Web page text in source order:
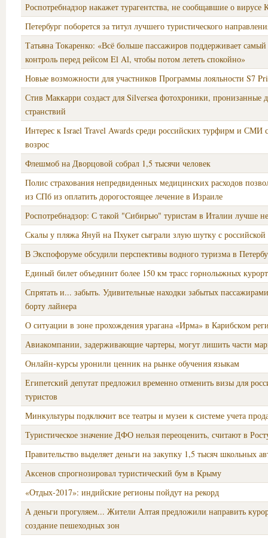
Роспотребнадзор накажет турагентства, не сообщавшие о вирусе
Петербург поборется за титул лучшего туристического
Татьяна Токаренко: «Всё больше пассажиров поддерживает
контроль перед рейсом El Al, чтобы потом лететь спокойно»
Новые возможности для участников Программы лояльности S7
Стив Маккарри создаст для Silversea фотохроники, пронизанные
странствий
Интерес к Israel Travel Awards среди российских турфирм и СМИ
возрос
Флешмоб на Дворцовой собрал 1,5 тысячи человек
Полис страхования непредвиденных медицинских расходов
из СПб из оплатить дорогостоящее лечение в Израиле
Роспотребнадзор: С такой "Сибирью" туристам в Италии лучше не
Скалы у пляжа Януй на Пхукет сыграли злую шутку с российской
В Экспофоруме обсудили перспективы водного туризма в
Единый билет объединит более 150 км трасс горнолыжных
Спрятать и... забыть. Удивительные находки забытых
борту лайнера
О ситуации в зоне прохождения урагана «Ирма» в Карибском
Авиакомпании, задерживающие чартеры, могут лишить части
Онлайн-курсы уронили ценник на рынке обучения языкам
Египетский депутат предложил временно отменить визы для
туристов
Минкультуры подключит все театры и музеи к системе учета
Туристическое значение ДФО нельзя переоценить, считают в
Правительство выделяет деньги на закупку 1,5 тысяч школьных
Аксенов спрогнозировал туристический бум в Крыму
«Отдых-2017»: индийские регионы пойдут на рекорд
А деньги прогуляем... Жители Алтая предложили направить
создание пешеходных зон